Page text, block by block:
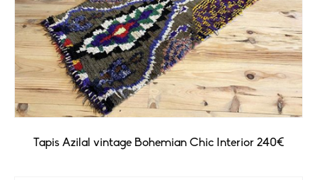
Tapis Azilal vintage Bohemian Chic Interior 240€